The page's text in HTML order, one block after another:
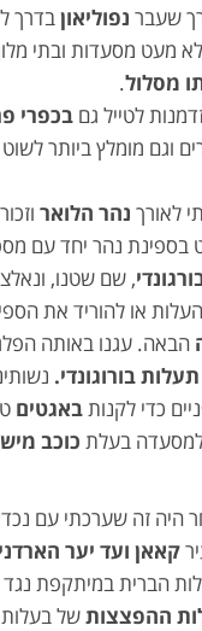
שעבר נפוליאוןבדרך ל
מעט מסעדות ובתי
מסלול.
לטייל גם בכפרי
וגם מומלץ ביותר לשוט
לאורך נהר הלואר
בספינת נהר יחד עם
, שם שטנו,
או להוריד את
הבאה. עגנו באותה
תעלות בורוגונדי.
כדי לקנותבאגטים
למסעדה בעלת כוכב
היה זה שערכתי עם
קאאן ועד יער
הברית במיתקפת נגד
ההפצצותשל